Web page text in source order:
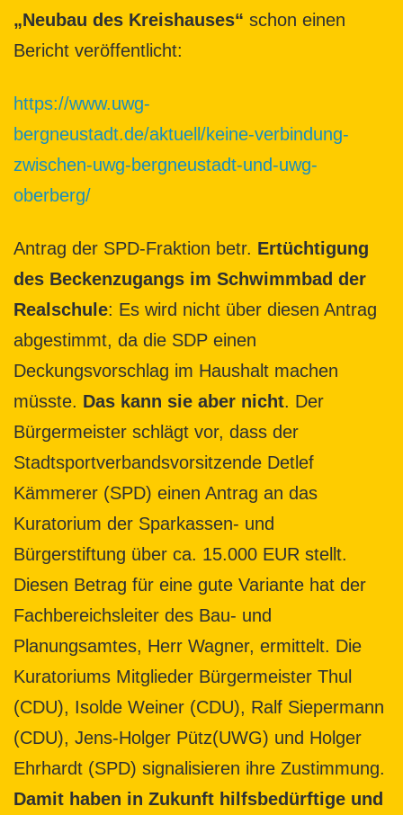
„Neubau des Kreishauses“ schon einen
Bericht veröffentlicht:
https://www.uwg-
bergneustadt.de/aktuell/keine-verbindung-
zwischen-uwg-bergneustadt-und-uwg-
oberberg/
Antrag der SPD-Fraktion betr. Ertüchtigung
des Beckenzugangs im Schwimmbad der
Realschule: Es wird nicht über diesen Antrag
abgestimmt, da die SDP einen
Deckungsvorschlag im Haushalt machen
müsste. Das kann sie aber nicht. Der
Bürgermeister schlägt vor, dass der
Stadtsportverbandsvorsitzende Detlef
Kämmerer (SPD) einen Antrag an das
Kuratorium der Sparkassen- und
Bürgerstiftung über ca. 15.000 EUR stellt.
Diesen Betrag für eine gute Variante hat der
Fachbereichsleiter des Bau- und
Planungsamtes, Herr Wagner, ermittelt. Die
Kuratoriums Mitglieder Bürgermeister Thul
(CDU), Isolde Weiner (CDU), Ralf Siepermann
(CDU), Jens-Holger Pütz(UWG) und Holger
Ehrhardt (SPD) signalisieren ihre Zustimmung.
Damit haben in Zukunft hilfsbedürftige und